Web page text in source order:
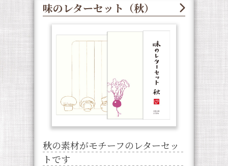
味のレターセット（秋）
秋の素材がモチーフのレターセッ
トです